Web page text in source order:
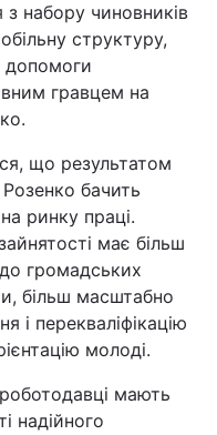
набору чиновників
структуру,
допомоги
гравцем на
що результатом
бачить
ринку праці.
має більш
громадських
більш масштабно
і перекваліфікацію
молоді.
мають
надійного